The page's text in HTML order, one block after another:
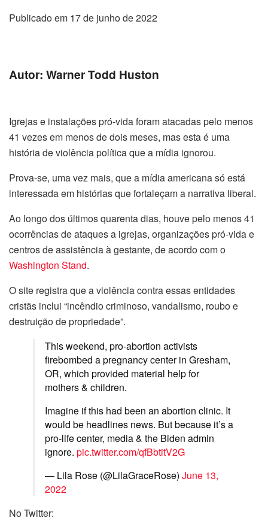
Publicado em 17 de junho de 2022
Autor: Warner Todd Huston
Igrejas e instalações pró-vida foram atacadas pelo menos
41 vezes em menos de dois meses, mas esta é uma
história de violência política que a mídia ignorou.
Prova-se, uma vez mais, que a mídia americana só está
interessada em histórias que fortaleçam a narrativa liberal.
Ao longo dos últimos quarenta dias, houve pelo menos 41
ocorrências de ataques a igrejas, organizações pró-vida e
centros de assistência à gestante, de acordo com o
Washington Stand.
O site registra que a violência contra essas entidades
cristãs inclui “incêndio criminoso, vandalismo, roubo e
destruição de propriedade”.
This weekend, pro-abortion activists
firebombed a pregnancy center in Gresham,
OR, which provided material help for
mothers & children.
Imagine if this had been an abortion clinic. It
would be headlines news. But because it’s a
pro-life center, media & the Biden admin
ignore. pic.twitter.com/qfBbtitV2G
— Lila Rose (@LilaGraceRose) June 13,
2022
No Twitter: